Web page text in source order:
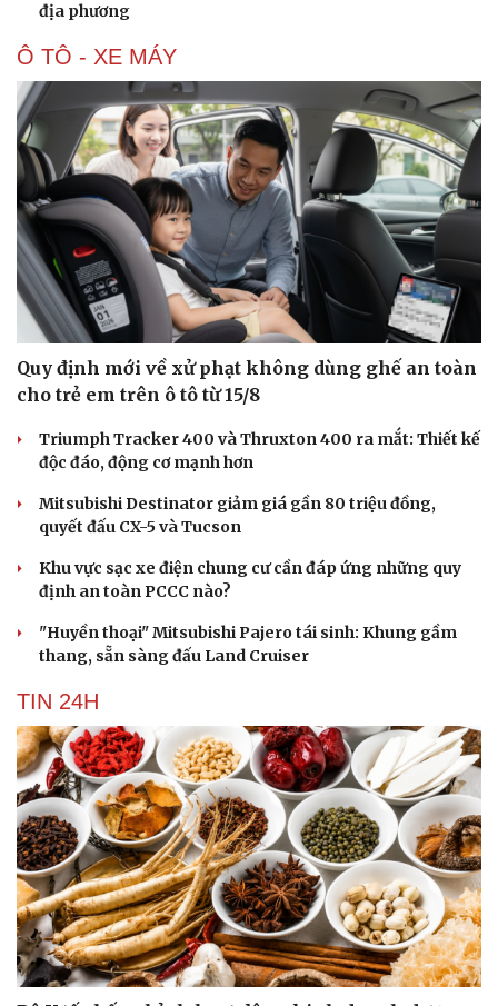
Cải chính
địa phương
Ô TÔ - XE MÁY
Quy định mới về xử phạt không dùng ghế an toàn
cho trẻ em trên ô tô từ 15/8
Triumph Tracker 400 và Thruxton 400 ra mắt: Thiết kế
độc đáo, động cơ mạnh hơn
Mitsubishi Destinator giảm giá gần 80 triệu đồng,
quyết đấu CX-5 và Tucson
Khu vực sạc xe điện chung cư cần đáp ứng những quy
định an toàn PCCC nào?
"Huyền thoại" Mitsubishi Pajero tái sinh: Khung gầm
thang, sẵn sàng đấu Land Cruiser
TIN 24H